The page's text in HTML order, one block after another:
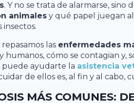
. Y no se trata de alarmarse,
animalesy qué papel juegan
insectos.
las enfermedades
humanos, cómo se contagian y,
puede ayudarte la asistencia
de ellos es, al fin y al cabo,
MÁS COMUNES: